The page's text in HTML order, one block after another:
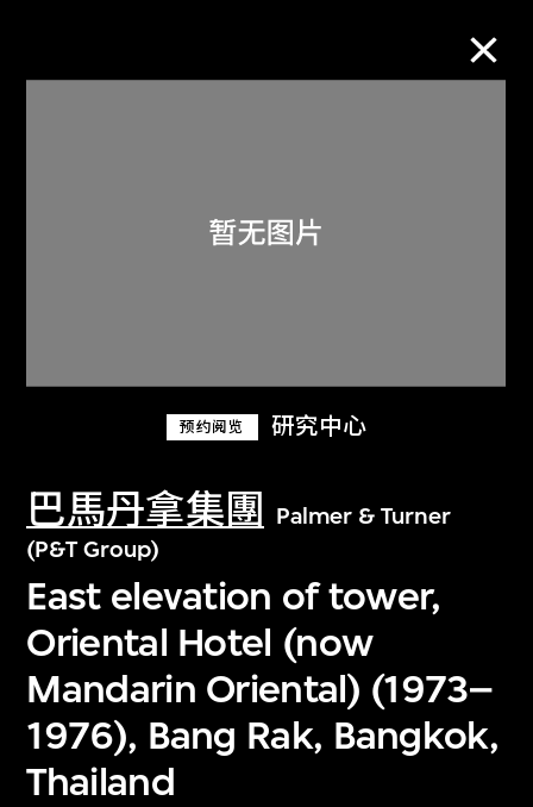
预约阅览 研究中心
巴馬丹拿集團
Palmer & Turner
(P&T Group)
East elevation of tower,
Oriental Hotel (now
Mandarin Oriental) (1973–
1976), Bang Rak, Bangkok,
Thailand
关于M+藏品
探索世界顶级的二十及二十一世纪视觉
文化藏品。